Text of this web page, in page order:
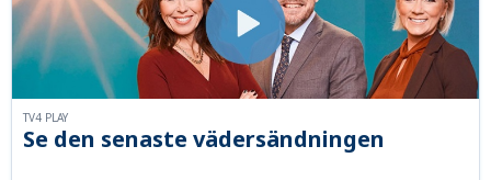
Se den senaste vädersändningen
TV4 PLAY